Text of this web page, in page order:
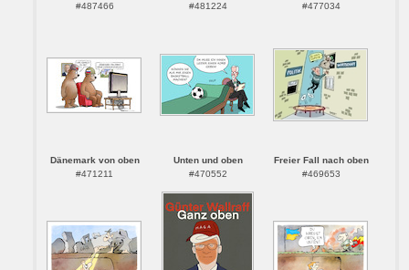
#487466
#481224
#477034
Dänemark von oben
#471211
Unten und oben
#470552
Freier Fall nach oben
#469653